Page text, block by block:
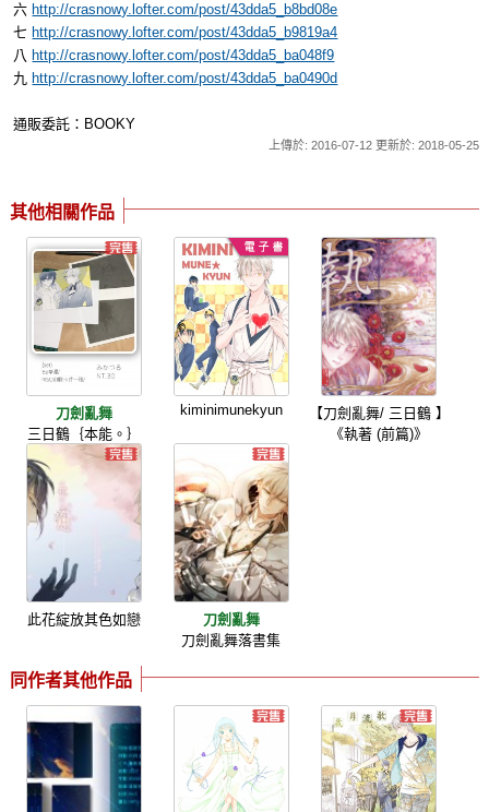
六 http://crasnowy.lofter.com/post/43dda5_b8bd08e
七 http://crasnowy.lofter.com/post/43dda5_b9819a4
八 http://crasnowy.lofter.com/post/43dda5_ba048f9
九 http://crasnowy.lofter.com/post/43dda5_ba0490d
通販委託：BOOKY
上傳於: 2016-07-12 更新於: 2018-05-25
其他相關作品
刀劍亂舞
三日鶴｛本能。｝
kiminimunekyun
【刀劍亂舞/ 三日鶴 】
《執著 (前篇)》
此花綻放其色如戀
刀劍亂舞
刀劍亂舞落書集
同作者其他作品